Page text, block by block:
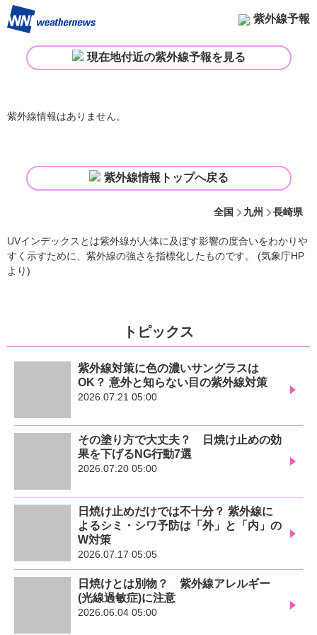
紫外線予報
現在地付近の紫外線予報を見る
紫外線情報はありません。
紫外線情報トップへ戻る
全国 九州 長崎県
UVインデックスとは紫外線が人体に及ぼす影響の度合いをわかりや
すく示すために、紫外線の強さを指標化したものです。 (気象庁HP
より)
トピックス
紫外線対策に色の濃いサングラスは
OK？ 意外と知らない目の紫外線対策
2026.07.21 05:00
その塗り方で大丈夫？ 日焼け止めの効
果を下げるNG行動7選
2026.07.20 05:00
日焼け止めだけでは不十分？ 紫外線に
よるシミ・シワ予防は「外」と「内」の
W対策
2026.07.17 05:05
日焼けとは別物？ 紫外線アレルギー
(光線過敏症)に注意
2026.06.04 05:00